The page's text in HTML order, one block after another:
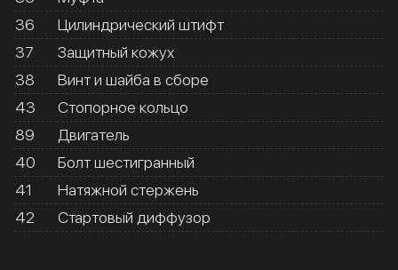
36
Цилиндрический штифт
37
Защитный кожух
38
Винт и шайба в сборе
43
Стопорное кольцо
89
Двигатель
40
Болт шестигранный
41
Натяжной стержень
42
Стартовый диффузор